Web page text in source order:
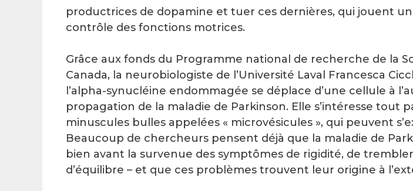
productrices de dopamine et tuer ces dernières, qui jouent
contrôle des fonctions motrices.
Grâce aux fonds du Programme national de recherche de la
Canada, la neurobiologiste de l’Université Laval Francesca
l’alpha-synucléine endommagée se déplace d’une cellule à
propagation de la maladie de Parkinson. Elle s’intéresse tout
minuscules bulles appelées « microvésicules », qui peuvent
Beaucoup de chercheurs pensent déjà que la maladie de
bien avant la survenue des symptômes de rigidité, de
d’équilibre – et que ces problèmes trouvent leur origine à